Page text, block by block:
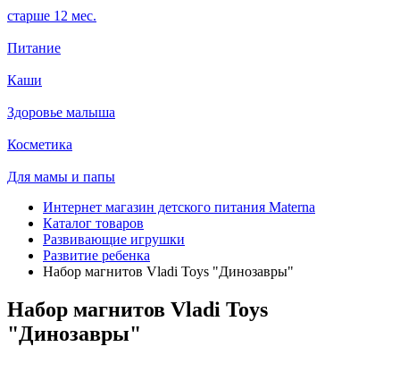
старше 12 мес.
Питание
Каши
Здоровье малыша
Косметика
Для мамы и папы
Интернет магазин детского питания Materna
Каталог товаров
Развивающие игрушки
Развитие ребенка
Набор магнитов Vladi Toys "Динозавры"
Набор магнитов Vladi Toys
"Динозавры"